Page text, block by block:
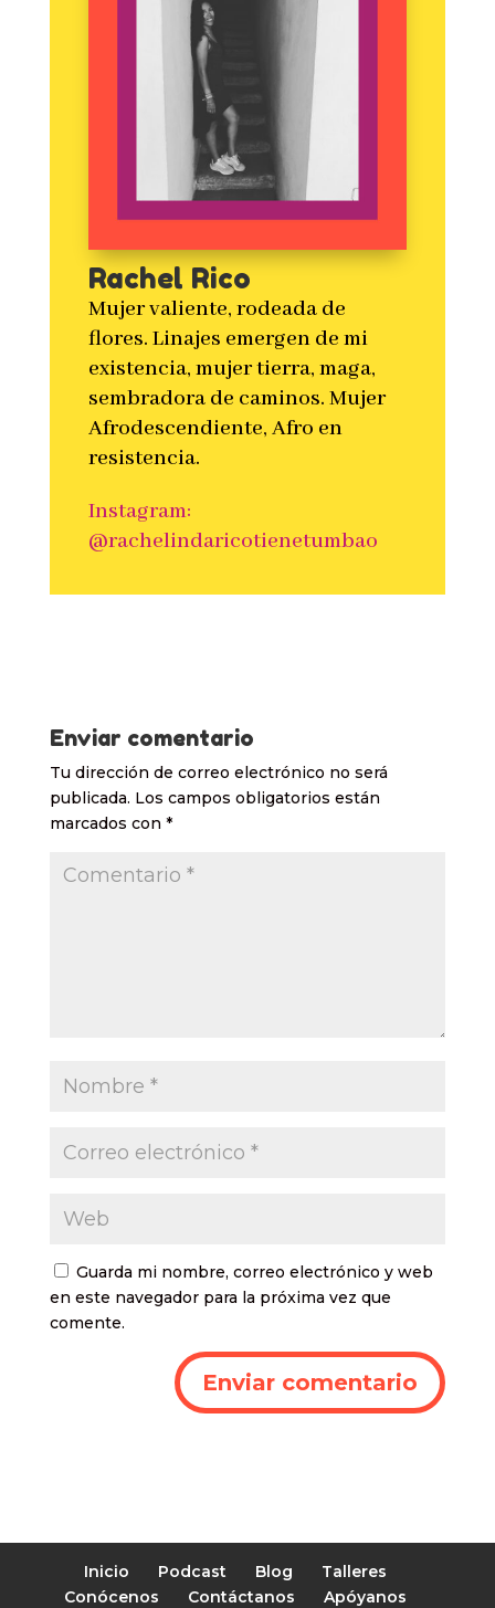
Rachel Rico
Mujer valiente, rodeada de
flores. Linajes emergen de mi
existencia, mujer tierra, maga,
sembradora de caminos. Mujer
Afrodescendiente, Afro en
resistencia.
Instagram:
@rachelindaricotienetumbao
Enviar comentario
Tu dirección de correo electrónico no será
publicada. Los campos obligatorios están
marcados con *
Guarda mi nombre, correo electrónico y web
en este navegador para la próxima vez que
comente.
Inicio Podcast Blog
Talleres
Conócenos
Contáctanos Apóyanos